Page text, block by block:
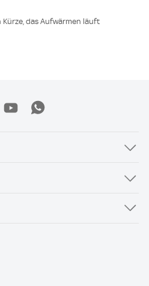
das Aufwärmen läuft